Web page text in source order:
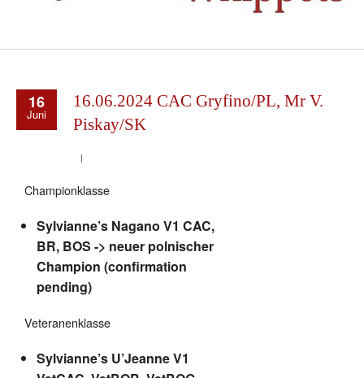
16
Juni
16.06.2024 CAC Gryfino/PL, Mr V.
Piskay/SK
Championklasse
Sylvianne’s Nagano V1 CAC,
BR, BOS -> neuer polnischer
Champion (confirmation
pending)
Veteranenklasse
Sylvianne’s U’Jeanne V1